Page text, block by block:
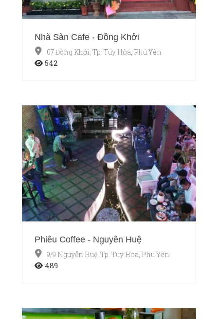
Nhà Sàn Cafe - Đồng Khởi
07 Đồng Khởi, Tp. Tuy Hòa, Phú Yên
542
Phiêu Coffee - Nguyễn Huệ
9/9 Nguyễn Huệ, Tp. Tuy Hòa, Phú Yên
489